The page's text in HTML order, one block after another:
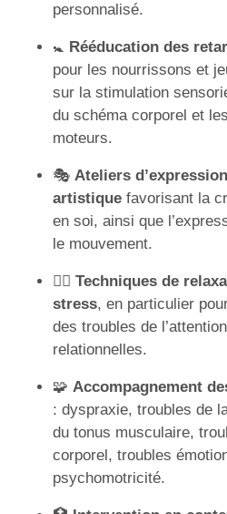
personnalisé.
🚼 Rééducation des
pour les nourrissons et
sur la stimulation
du schéma corporel et
moteurs.
🎭 Ateliers
artistique favorisant la
en soi, ainsi que
le mouvement.
💆‍♀️ Techniques de
stress, en particulier
des troubles de
relationnelles.
🧩 Accompagnement
: dyspraxie, troubles de
du tonus musculaire,
corporel, troubles
psychomotricité.